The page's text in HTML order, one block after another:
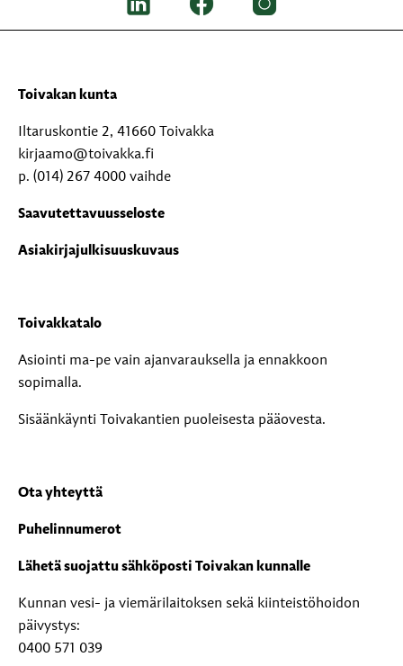
Toivakan kunta
Iltaruskontie 2, 41660 Toivakka
kirjaamo@toivakka.fi
p. (014) 267 4000 vaihde
Saavutettavuusseloste
Asiakirjajulkisuuskuvaus
Toivakkatalo
Asiointi ma-pe vain ajanvarauksella ja ennakkoon
sopimalla.
Sisäänkäynti Toivakantien puoleisesta pääovesta.
Ota yhteyttä
Puhelinnumerot
Lähetä suojattu sähköposti Toivakan kunnalle
Kunnan vesi- ja viemärilaitoksen sekä kiinteistöhoidon
päivystys:
0400 571 039